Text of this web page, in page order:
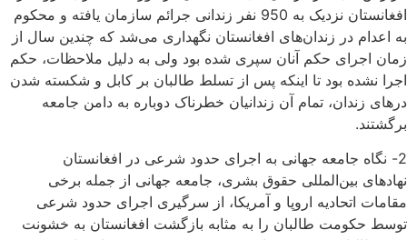
افغانستان نزدیک به 950 نفر زندانی جرائم سازمان یافته و محکوم
به اعدام در زندان‌های افغانستان نگهداری می‌شد که چندین سال از
زمان اجرای حکم آنان سپری شده بود ولی به دلیل ملاحظات، حکم
اجرا نشده بود تا اینکه پس از تسلط طالبان بر کابل و شکسته شدن
درهای زندان، تمام آن زندانیان خطرناک دوباره به دامن جامعه
برگشتند.
2- نگاه جامعه جهانی به اجرای حدود شرعی در افغانستان
نهادهای بین‌المللی حقوق بشری، جامعه جهانی از جمله برخی
مقامات اتحادیه اروپا و آمریکا، از سرگیری اجرای حدود شرعی
توسط حکومت طالبان را به مثابه بازگشت افغانستان به خشونت